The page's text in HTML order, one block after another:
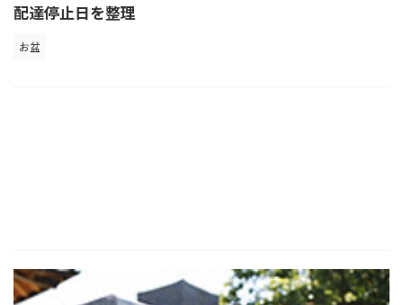
配達停止日を整理
お盆